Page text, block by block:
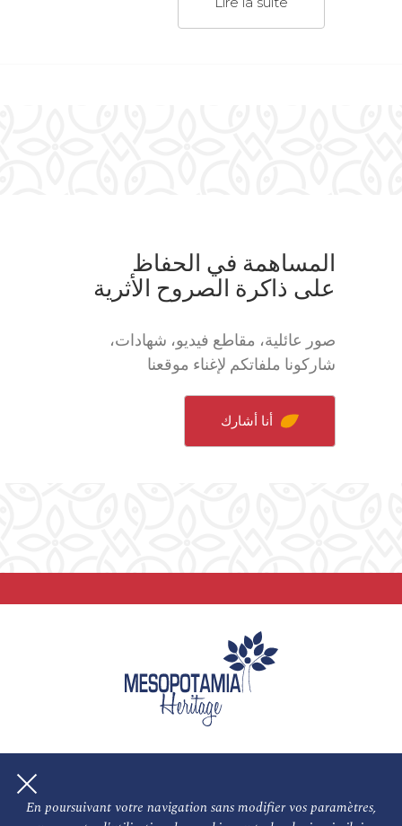
En poursuivant votre navigation sans modifier vos paramètres,
المساهمة في الحفاظ
على ذاكرة الصروح الأثرية
صور عائلية، مقاطع فيديو، شهادات،
شاركونا ملفاتكم لإغناء موقعنا
أنا أشارك